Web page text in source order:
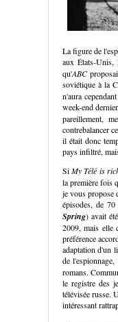
La figure de
aux États-
qu'ABC
soviétique à la
n'aura
week-end
pareillement,
contrebalancer
il était donc
pays infiltré,
SiMy Télé is
la première fois
je vous propose
épisodes, de
Spring) avait
2009, mais elle
préférence
adaptation d'un
de l'espionnage,
romans.
le registre des
télévisée russe.
intéressant